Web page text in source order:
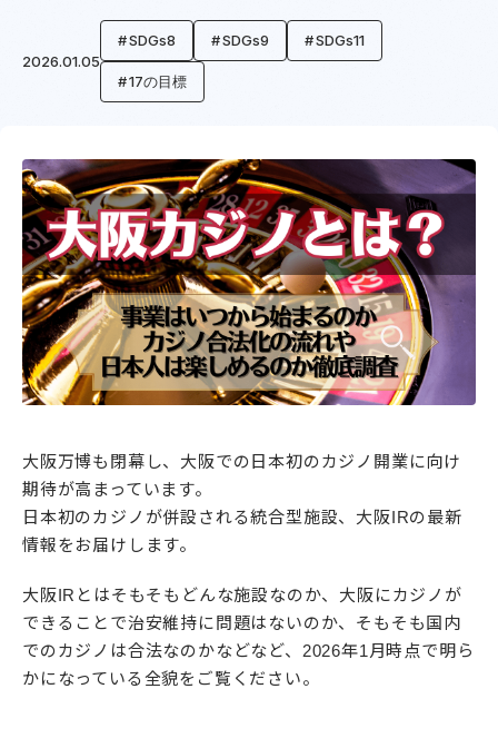
2026.01.05
SDGs8 SDGs9 SDGs11
17の目標
大阪万博も閉幕し、大阪での日本初のカジノ開業に向け
期待が高まっています。
日本初のカジノが併設される統合型施設、大阪IRの最新
情報をお届けします。
大阪IRとはそもそもどんな施設なのか、大阪にカジノが
できることで治安維持に問題はないのか、そもそも国内
でのカジノは合法なのかなどなど、2026年1月時点で明ら
かになっている全貌をご覧ください。